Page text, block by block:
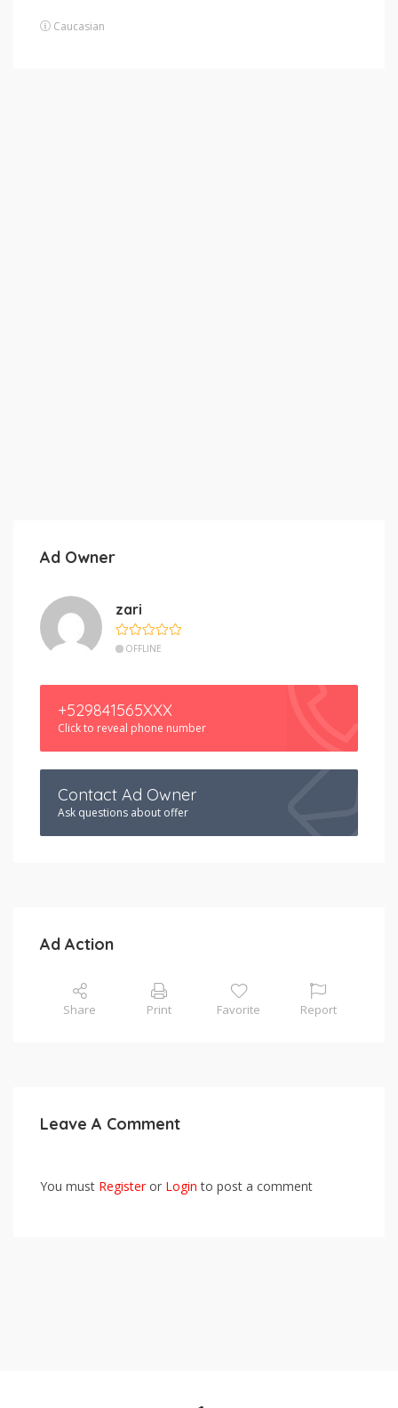
Caucasian
Ad Owner
zari
OFFLINE
+529841565XXX
Click to reveal phone number
Contact Ad Owner
Ask questions about offer
Ad Action
Share Print Favorite Report
Leave A Comment
You must Registeror Login to post a comment